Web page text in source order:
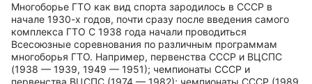
Многоборье ГТО как вид спорта зародилось в СССР в
начале 1930-х годов, почти сразу после введения самого
комплекса ГТО С 1938 года начали проводиться
Всесоюзные соревнования по различным программам
многоборья ГТО. Например, первенства СССР и ВЦСПС
(1938 — 1939, 1949 — 1951); чемпионаты СССР и
первенства ВЦСПС (1974 — 1982); чемпионаты СССР (1989